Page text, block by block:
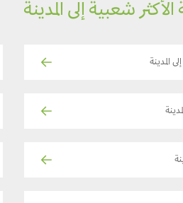
الأكثر شعبية إلى المدينة